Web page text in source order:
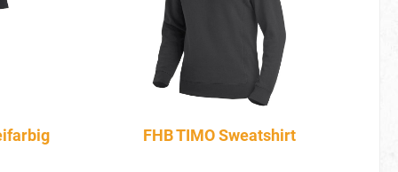
FHB TIMO Sweatshirt